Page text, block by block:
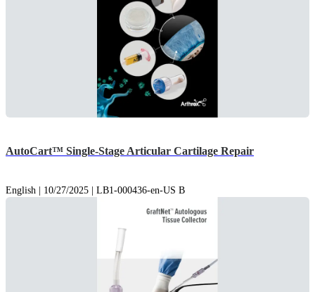
AutoCart™ Single-Stage Articular Cartilage Repair
English | 10/27/2025 | LB1-000436-en-US B